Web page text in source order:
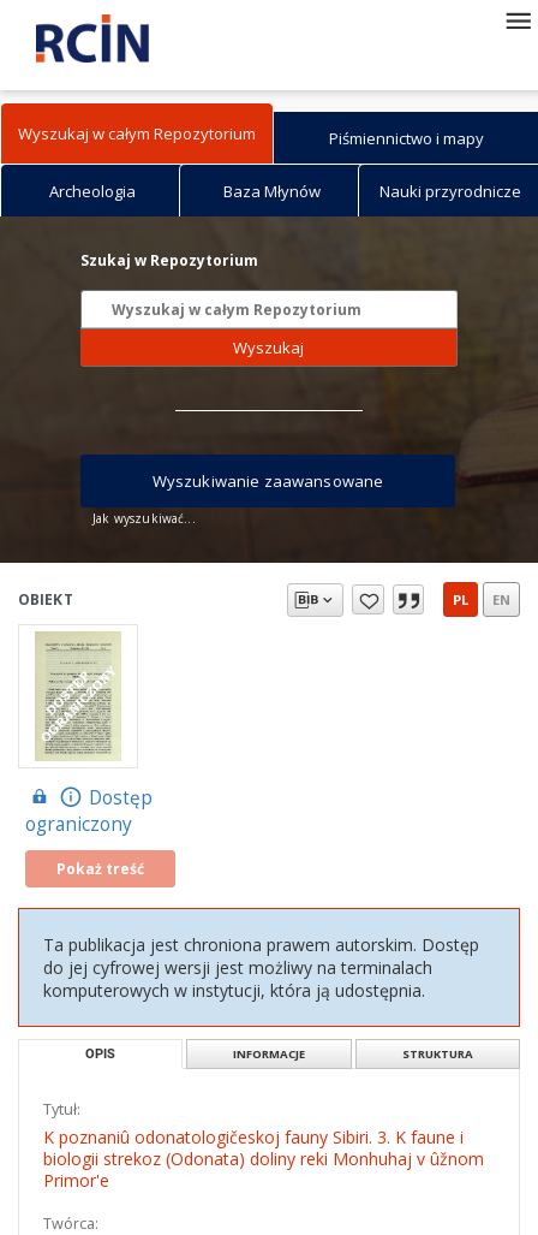
Wyszukaj w całym Repozytorium Piśmiennictwo i mapy
Archeologia Baza Młynów Nauki przyrodnicze
Szukaj w Repozytorium
Wyszukaj
Jak wyszukiwać...
Wyszukiwanie zaawansowane
OBIEKT PL EN
Dostęp
ograniczony
Pokaż treść
Ta publikacja jest chroniona prawem autorskim. Dostęp
do jej cyfrowej wersji jest możliwy na terminalach
komputerowych w instytucji, która ją udostępnia.
OPIS INFORMACJE STRUKTURA
Tytuł:
K poznaniû odonatologičeskoj fauny Sibiri. 3. K faune i
biologii strekoz (Odonata) doliny reki Monhuhaj v ûžnom
Primor'e
Twórca: